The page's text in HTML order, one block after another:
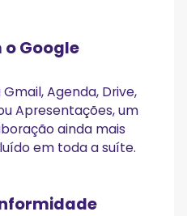
Google
Agenda, Drive,
Apresentações, um
ainda mais
em toda a suíte.